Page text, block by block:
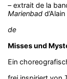
– extrait de la
Marienbad
de
Misses und
Ein